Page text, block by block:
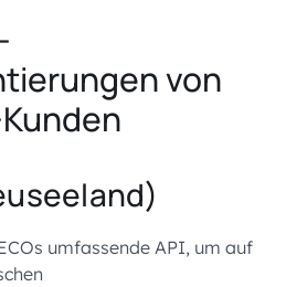
von
umfassende API, um auf